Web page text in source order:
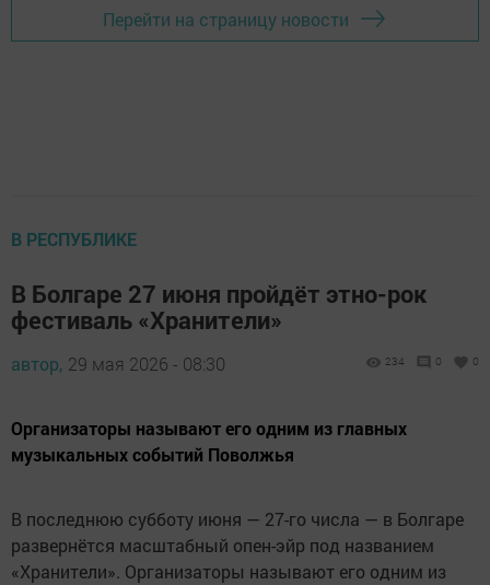
Перейти на страницу новости
В РЕСПУБЛИКЕ
В Болгаре 27 июня пройдёт этно-рок
фестиваль «Хранители»
автор, 29 мая 2026 - 08:30 234 0 0
Организаторы называют его одним из главных
музыкальных событий Поволжья
В последнюю субботу июня — 27-го числа — в Болгаре
развернётся масштабный опен-эйр под названием
«Хранители». Организаторы называют его одним из